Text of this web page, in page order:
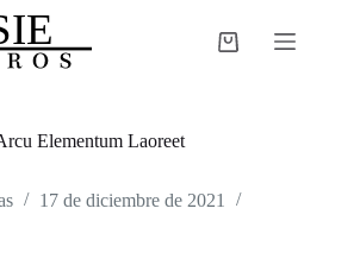
Carro
Elementum Laoreet
17 de diciembre de 2021